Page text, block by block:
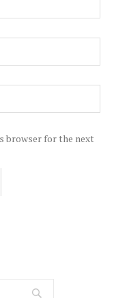
browser for the next